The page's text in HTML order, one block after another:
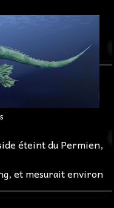
éteint du Permien,
et mesurait environ